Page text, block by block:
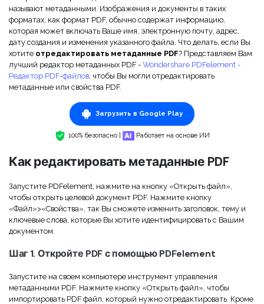
Новый PDFelement 12умнее, быстрее,
От AI-функций до пакетных инструментов: новый
Скачать бесплатно
Скрыть фрагменты PDF
PDF OCR
Извлечение данных из PDF
Защита PDF паролем
Комплексные решения
Юриспруденция
Здравоохранение
Издательство
Канал на YouTube
Сообщество ВКонтакте
Канал Яндекс Дзен
называют метаданными. Изображения и документы в таких
форматах, как формат PDF, обычно содержат информацию,
которая может включать Ваше имя, электронную почту, адрес,
дату создания и изменения указанного файла. Что делать, если Вы
хотите отредактировать метаданные PDF? Представляем Вам
лучший редактор метаданных PDF - Wondershare PDFelement -
Редактор PDF-файлов , чтобы Вы могли отредактировать
метаданные или свойства PDF.
Загрузить в Google Play
100% безопасно | Работает на основе ИИ
Как редактировать метаданные PDF
Запустите PDFelement, нажмите на кнопку «Открыть файл»,
чтобы открыть целевой документ PDF. Нажмите кнопку
«Файл»>«Свойства», так Вы сможете изменить заголовок, тему и
ключевые слова, которые Вы хотите идентифицировать с Вашим
документом.
Шаг 1. Откройте PDF с помощью PDFelement
Запустите на своем компьютере инструмент управления
метаданными PDF. Нажмите кнопку «Открыть файл», чтобы
импортировать PDF файл, который нужно отредактировать. Кроме